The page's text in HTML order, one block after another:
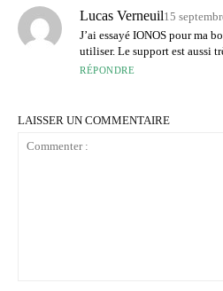
Lucas Verneuil15
J’ai essayé IONOS pour ma
utiliser. Le support est aussi
RÉPONDRE
LAISSER UN COMMENTAIRE